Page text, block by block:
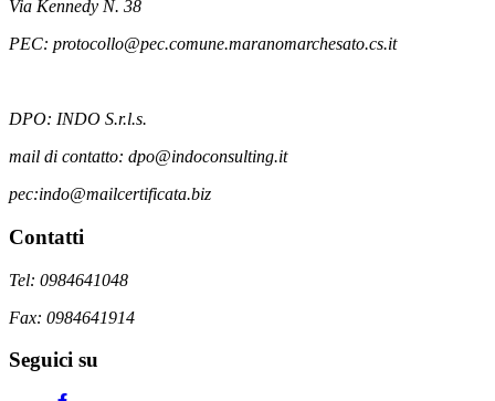
Via Kennedy N. 38
PEC: protocollo@pec.comune.maranomarchesato.cs.it
DPO: INDO S.r.l.s.
mail di contatto: dpo@indoconsulting.it
pec:indo@mailcertificata.biz
Contatti
Tel: 0984641048
Fax: 0984641914
Seguici su